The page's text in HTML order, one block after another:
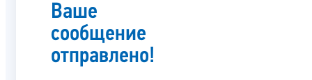
Ваше
сообщение
отправлено!